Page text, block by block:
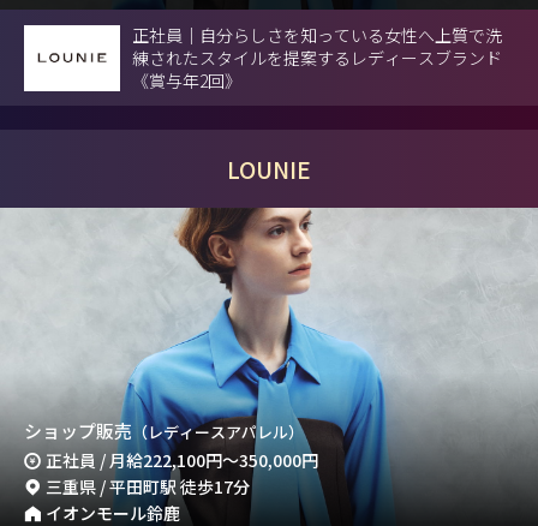
正社員｜自分らしさを知っている女性へ上質で洗
練されたスタイルを提案するレディースブランド
《賞与年2回》
LOUNIE
ショップ販売 （レディースアパレル）
正社員 / 月給222,100円～350,000円
三重県 / 平田町駅 徒歩17分
イオンモール鈴鹿